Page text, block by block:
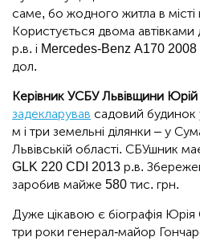
саме, бо жодного житла в
Користується двома
р.в. і Mercedes-Benz A170
дол.
Керівник УСБУ Львівщини
задекларував садовий
м і три земельні ділянки – у
Львівській області. СБУшник
GLK 220 CDI 2013 р.в.
заробив майже 580 тис. грн.
Дуже цікавою є біографія Юрія
три роки генерал-майор